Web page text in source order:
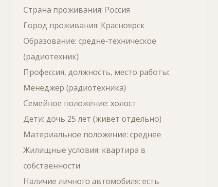
Страна проживания: Россия
Город проживания: Красноярск
Образование: средне-техническое
(радиотехник)
Профессия, должность, место работы:
Менеджер (радиотехника)
Семейное положение: холост
Дети: дочь 25 лет (живет отдельно)
Материальное положение: среднее
Жилищные условия: квартира в
собственности
Наличие личного автомобиля: есть